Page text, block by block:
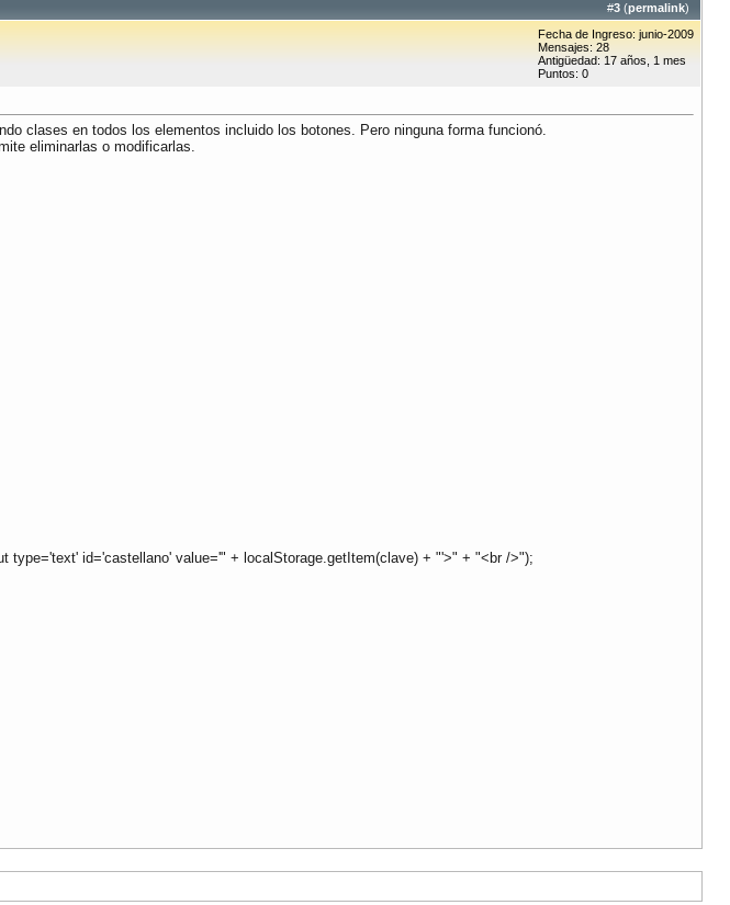
#3 (permalink)
Fecha de Ingreso: junio-2009
Mensajes: 28
Antigüedad: 17 años, 1 mes
Puntos: 0
clases en todos los elementos incluido los botones. Pero ninguna forma funcionó.
eliminarlas o modificarlas.
id='castellano' value='" + localStorage.getItem(clave) + "'>" + "<br />");